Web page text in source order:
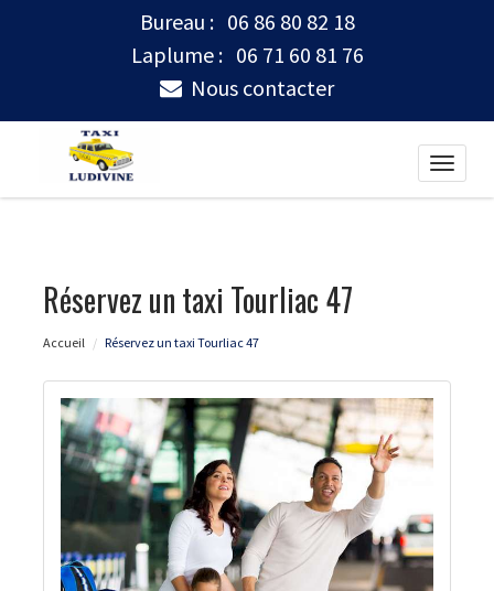
Bureau : 06 86 80 82 18
Laplume : 06 71 60 81 76
Nous contacter
Toggle
Réservez un taxi Tourliac 47
Accueil Réservez un taxi Tourliac 47